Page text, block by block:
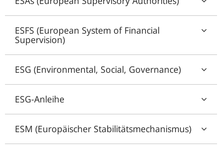
ESFS (European System of Financial
Supervision)
ESG (Environmental, Social, Governance)
ESG-Anleihe
ESM (Europäischer Stabilitätsmechanismus)